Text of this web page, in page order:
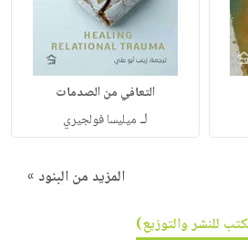
التعافي من الصدمات
لـ ميليسا فولجيري
المزيد من البنود »
للنشر والتوزيع)